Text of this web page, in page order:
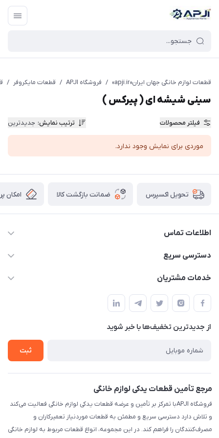
قطعات یدکی و جانبی لوازم خانگی جهان ایران
قطعات لوازم خانگی جهان ایران«apji.ir» / فروشگاه APJI / قطعات مایکروفر /
سینی شیشه ای ( پیرکس )
فیلتر محصولات ترتیب نمایش: جدیدترین
موردی برای نمایش وجود ندارد.
تحویل اکسپرس ضمانت بازگشت کالا امکان
اطلاعات تماس
09106753413
دسترسی سریع
حساب کاربری
لیست محصولات
درباره ما
خدمات مشتریان
قوانین و مقررات
حریم خصوصی
راهنما
از جدید‌ترین تخفیف‌ها با‌ خبر شوید
ثبت
مرجع تأمین قطعات یدکی لوازم خانگی
فروشگاه APJIبا تمرکز بر تأمین و عرضه قطعات یدکی لوازم خانگی فعالیت می‌کند
و تلاش دارد دسترسی سریع و مطمئن به قطعات موردنیاز تعمیرکاران و
مصرف‌کنندگان را فراهم کند. در این مجموعه، انواع قطعات مربوط به لوازم خانگی